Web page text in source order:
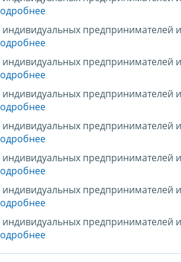
предпринимателей
предпринимателей
предпринимателей
предпринимателей
предпринимателей
предпринимателей
предпринимателей